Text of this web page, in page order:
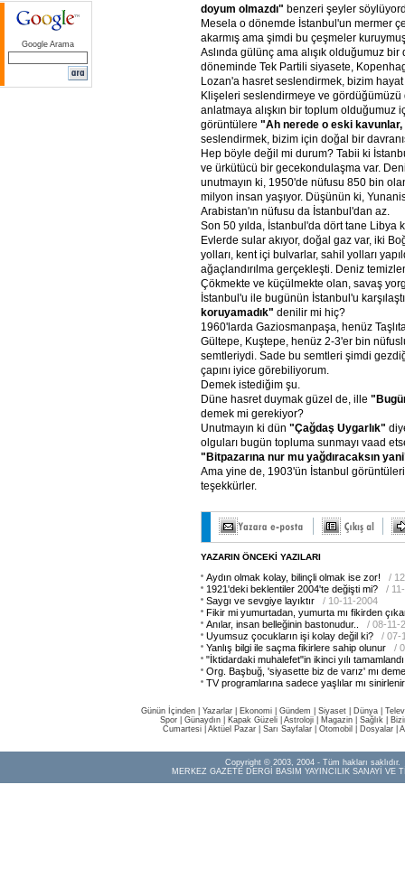
Google Arama
doyum olmazdı" benzeri şeyler
Mesela o dönemde İstanbul'un mermer
akarmış ama şimdi bu çeşmeler
Aslında gülünç ama alışık olduğumuz
döneminde Tek Partili siyasete,
Lozan'a hasret seslendirmek, bizim hayat
Klişeleri seslendirmeye ve
anlatmaya alışkın bir toplum olduğumuz
görüntülere "Ah nerede o eski
seslendirmek, bizim için doğal bir
Hep böyle değil mi durum? Tabii ki
ve ürkütücü bir gecekondulaşma var.
unutmayın ki, 1950'de nüfusu 850 bin
milyon insan yaşıyor. Düşünün ki,
Arabistan'ın nüfusu da İstanbul'dan az.
Son 50 yılda, İstanbul'da dört tane Libya
Evlerde sular akıyor, doğal gaz var, iki
yolları, kent içi bulvarlar, sahil yolları
ağaçlandırılma gerçekleşti. Deniz
Çökmekte ve küçülmekte olan, savaş
İstanbul'u ile bugünün İstanbul'u
koruyamadık" denilir mi hiç?
1960'larda Gaziosmanpaşa, henüz
Gültepe, Kuştepe, henüz 2-3'er bin
semtleriydi. Sade bu semtleri şimdi
çapını iyice görebiliyorum.
Demek istediğim şu.
Düne hasret duymak güzel de, ille
demek mi gerekiyor?
Unutmayın ki dün "Çağdaş Uygarlık"
olguları bugün topluma sunmayı vaad
"Bitpazarına nur mu yağdıracaksın
Ama yine de, 1903'ün İstanbul
teşekkürler.
YAZARIN ÖNCEKİ YAZILARI
Aydın olmak kolay, bilinçli olmak ise zor!
/
1921'deki beklentiler 2004'te değişti mi?
/
Saygı ve sevgiye layıktır
/ 10-11-2004
Fikir mi yumurtadan, yumurta mı fikirden
Anılar, insan belleğinin bastonudur..
/ 08-11-
Uyumsuz çocukların işi kolay değil ki?
/ 07-
Yanlış bilgi ile saçma fikirlere sahip olunur
/
"İktidardaki muhalefet"in ikinci yılı tamamlandı
Org. Başbuğ, 'siyasette biz de varız' mı
TV programlarına sadece yaşlılar mı
Günün İçinden Yazarlar Ekonomi Gündem Siyaset Dünya |
Spor
Günaydın Kapak Güzeli Astroloji Magazin Sağlık
Cumartesi| Aktüel Pazar| Sarı Sayfalar| Otomobil Dosyalar|
Copyright © 2003, 2004 - Tüm hakları saklıdır.
MERKEZ GAZETE DERGİ BASIM YAYINCILIK SANAYİ VE